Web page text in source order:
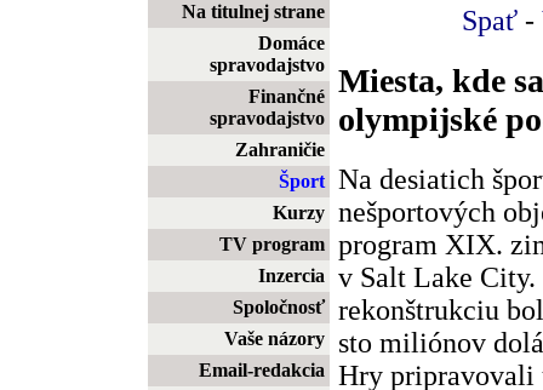
Na titulnej strane
Domáce
spravodajstvo
Finančné
spravodajstvo
Zahraničie
Šport
Kurzy
TV program
Inzercia
Spoločnosť
Vaše názory
Email-redakcia
Spať -
Miesta, kde
olympijské
Na desiatich
nešportových
program XIX.
v Salt Lake
rekonštrukciu
sto miliónov
Hry pripravovali